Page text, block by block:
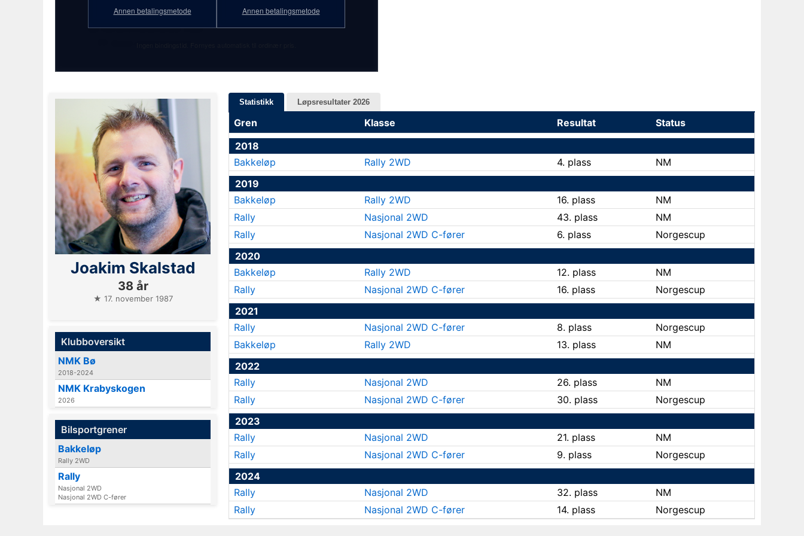
Se full profilstatistikk med
Annen betalingsmetode Annen betalingsmetode
Joakim Skalstad
38 år
★ 17. november 1987
Klubboversikt
NMK Bø
2018-2024
NMK Krabyskogen
2026
Bilsportgrener
Bakkeløp
Rally 2WD
Rally
Nasjonal 2WD
Nasjonal 2WD C-fører
Statistikk Løpsresultater 2026
Gren Klasse Resultat
Status
2018
Bakkeløp
Rally 2WD 4. plass
NM
2019
Bakkeløp
Rally 2WD 16. plass
NM
Rally
Nasjonal 2WD 43. plass
NM
Rally
Nasjonal 2WD C-fører 6. plass
Norgescup
2020
Bakkeløp
Rally 2WD 12. plass
NM
Rally
Nasjonal 2WD C-fører 16. plass
Norgescup
2021
Rally
Nasjonal 2WD C-fører 8. plass
Norgescup
Bakkeløp
Rally 2WD 13. plass
NM
2022
Rally
Nasjonal 2WD 26. plass
NM
Rally
Nasjonal 2WD C-fører 30. plass
Norgescup
2023
Rally
Nasjonal 2WD 21. plass
NM
Rally
Nasjonal 2WD C-fører 9. plass
Norgescup
2024
Rally
Nasjonal 2WD 32. plass
NM
Rally
Nasjonal 2WD C-fører 14. plass Norgescup